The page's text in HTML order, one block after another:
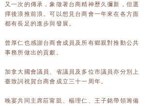
又一次的傳承，象徵著台商精神歷久彌新，但選
擇後浪推前浪。可以想見台商會一年來在各方面
都有長足的進步與發展。
曾厚仁也感謝台商會成員及所有鄉親對推動公共
事務所做出的貢獻。
加拿大國會議員、省議員及多位市議員亦分別上
臺致詞祝賀台商會成立三十一周年。
晚宴共同主席莊甯凱、楊理仁、王子銘帶領籌備